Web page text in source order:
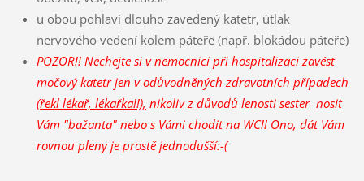
u obou pohlaví dlouho zavedený katetr, útlak
nervového vedení kolem páteře (např. blokádou páteře)
POZOR!! Nechejte si v nemocnici při hospitalizaci zavést
močový katetr jen v odůvodněných zdravotních případech
(řekl lékař, lékařka!!), nikoliv z důvodů lenosti sester nosit
Vám "bažanta" nebo s Vámi chodit na WC!! Ono, dát Vám
rovnou pleny je prostě jednodušší:-(